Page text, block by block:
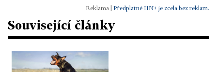
Předplatné HN+ je zcela bez reklam.
Související články